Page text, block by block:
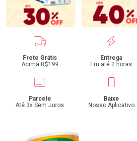
Benefícios
Frete Grátis
Acima R$199
Entrega
Em até 2 horas
Parcele
Até 3x Sem Juros
Baixe
Nosso Aplicativo